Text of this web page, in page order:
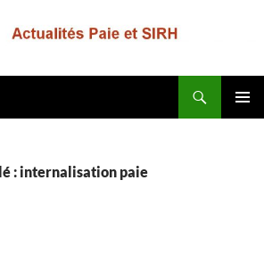
: internalisation paie